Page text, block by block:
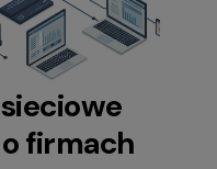
firmach